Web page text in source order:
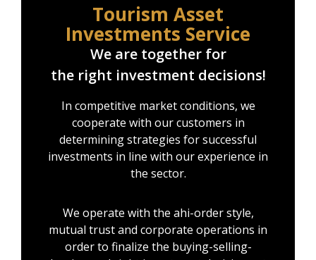
Tourism Asset
Investments Service
We are together for
the right investment decisions!
In competitive market conditions, we
cooperate with our customers in
determining strategies for successful
investments in line with our experience in
the sector.
We operate with the ahi-order style,
mutual trust and corporate operations in
order to finalize the buying-selling-